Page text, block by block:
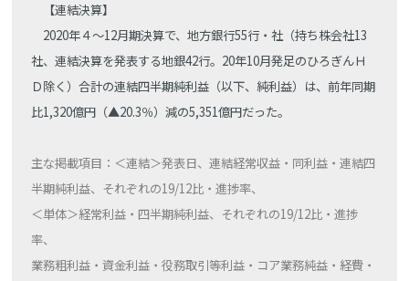
【連結決算】
2020年４～12月期決算で、地方銀行55行・社（持ち株会社13
社、連結決算を発表する地銀42行。20年10月発足のひろぎんＨ
Ｄ除く）合計の連結四半期純利益（以下、純利益）は、前年同期
比1,320億円（▲20.3％）減の5,351億円だった。
主な掲載項目：＜連結＞発表日、連結経常収益・同利益・連結四
半期純利益、それぞれの19/12比・進捗率、
＜単体＞経常利益・四半期純利益、それぞれの19/12比・進捗
率、
業務粗利益・資金利益・役務取引等利益・コア業務純益・経費・